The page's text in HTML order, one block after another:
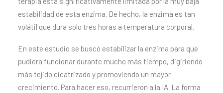
estabilidad de esta enzima. De hecho, la enzima es tan
volátil que dura solo tres horas a temperatura corporal.
En este estudio se buscó estabilizar la enzima para que
pudiera funcionar durante mucho más tiempo, digiriendo
más tejido cicatrizado y promoviendo un mayor
crecimiento. Para hacer eso, recurrieron a la IA. La forma